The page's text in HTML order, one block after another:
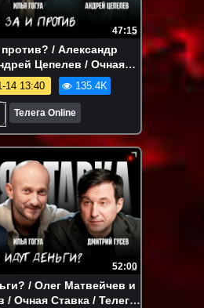
47:15
/ Александр
Цепелев / Очная
/ Телега Online
14 13:40 135.4K
Телега Online
52:00
/ Олег Матвейчев и
/ Очная Ставка / Телега